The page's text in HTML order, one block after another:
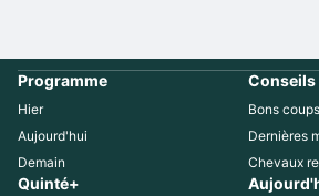
Programme
Hier
Aujourd'hui
Demain
Bons coups
Dernières
Chevaux
Quinté+